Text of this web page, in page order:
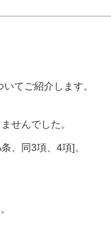
てご紹介します。
せんでした。
、同3項、4項]。